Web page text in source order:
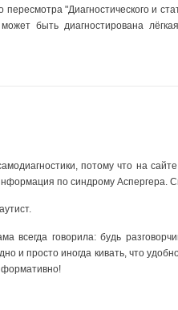
"Диагностического и
быть диагностирована
потому что на
по синдрому Аспергера.
всегда говорила: будь
и просто иногда кивать, что